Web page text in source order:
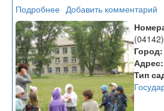
Подробнее
Дошкольное
учебное
заведение
№22
Добавить комментарий
Город
Адрес
Тип